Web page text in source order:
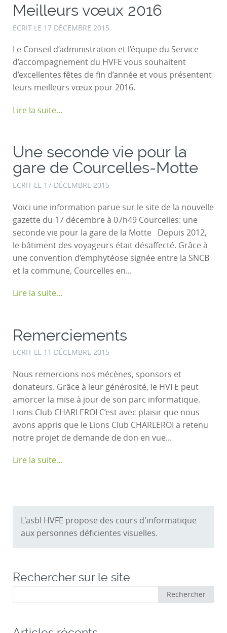
Meilleurs vœux 2016
ECRIT LE 17 DÉCEMBRE 2015
Le Conseil d’administration et l’équipe du Service
d’accompagnement du HVFE vous souhaitent
d’excellentes fêtes de fin d’année et vous présentent
leurs meilleurs vœux pour 2016.
Lire la suite...
Une seconde vie pour la
gare de Courcelles-Motte
ECRIT LE 17 DÉCEMBRE 2015
Voici une information parue sur le site de la nouvelle
gazette du 17 décembre à 07h49 Courcelles: une
seconde vie pour la gare de la Motte Depuis 2012,
le bâtiment des voyageurs était désaffecté. Grâce à
une convention d’emphytéose signée entre la SNCB
et la commune, Courcelles en...
Lire la suite...
Remerciements
ECRIT LE 11 DÉCEMBRE 2015
Nous remercions nos mécènes, sponsors et
donateurs. Grâce à leur générosité, le HVFE peut
amorcer la mise à jour de son parc informatique.
Lions Club CHARLEROI C’est avec plaisir que nous
avons appris que le Lions Club CHARLEROI a retenu
notre projet de demande de don en vue...
Lire la suite...
L'asbl HVFE propose des cours d'informatique
aux personnes déficientes visuelles.
Rechercher sur le site
:
Rechercher